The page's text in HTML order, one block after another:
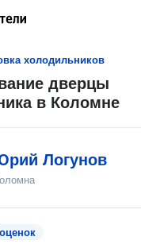
холодильников
дверцы
в Коломне
Логунов